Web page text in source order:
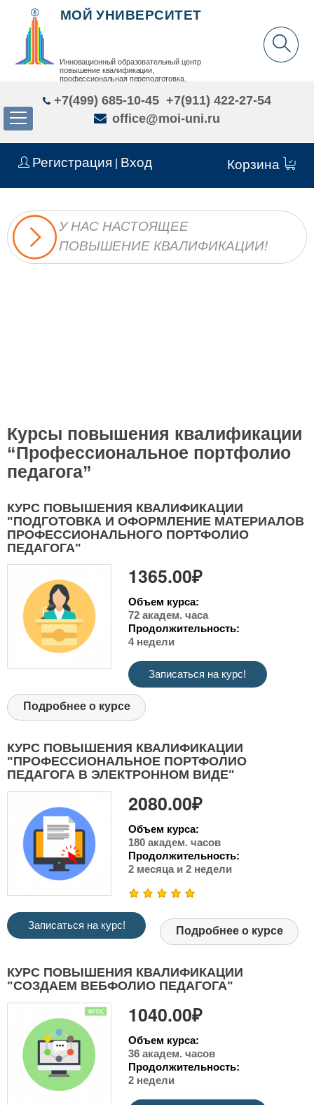
Регистрация Вход Корзина
МОЙ УНИВЕРСИТЕТ
Инновационный образовательный центр
повышение квалификации,
профессиональная переподготовка,
+7(499) 685-10-45 +7(911) 422-27-54
office@moi-uni.ru
У НАС НАСТОЯЩЕЕ
ПОВЫШЕНИЕ КВАЛИФИКАЦИИ!
Курсы повышения квалификации
“Профессиональное портфолио
педагога”
КУРС ПОВЫШЕНИЯ КВАЛИФИКАЦИИ
"ПОДГОТОВКА И ОФОРМЛЕНИЕ МАТЕРИАЛОВ
ПРОФЕССИОНАЛЬНОГО ПОРТФОЛИО
ПЕДАГОГА"
1365.00₽
Объем курса:
72 академ. часа
Продолжительность:
4 недели
Записаться на курс!
Подробнее о курсе
КУРС ПОВЫШЕНИЯ КВАЛИФИКАЦИИ
"ПРОФЕССИОНАЛЬНОЕ ПОРТФОЛИО
ПЕДАГОГА В ЭЛЕКТРОННОМ ВИДЕ"
2080.00₽
Объем курса:
180 академ. часов
Продолжительность:
2 месяца и 2 недели
Записаться на курс! Подробнее о курсе
КУРС ПОВЫШЕНИЯ КВАЛИФИКАЦИИ
"СОЗДАЕМ ВЕБФОЛИО ПЕДАГОГА"
1040.00₽
Объем курса:
36 академ. часов
Продолжительность:
2 недели